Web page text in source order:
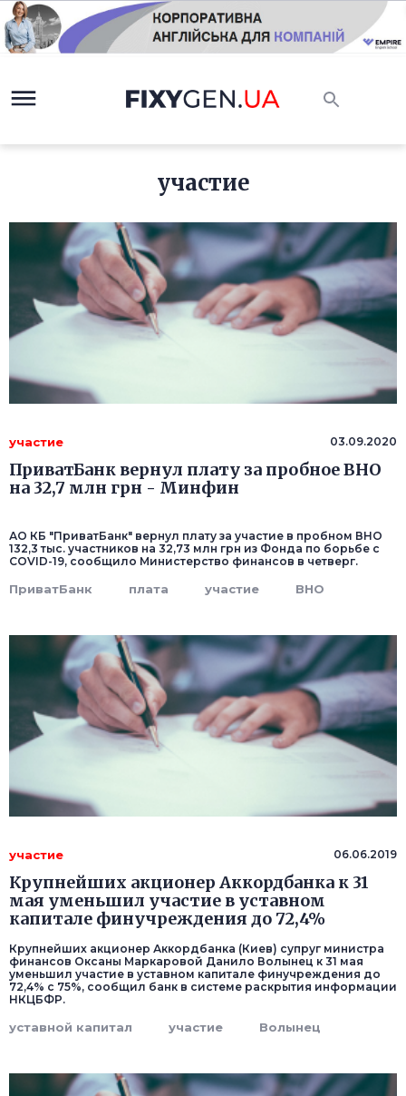
участие
участие 03.09.2020
ПриватБанк вернул плату за пробное ВНО
на 32,7 млн грн - Минфин
АО КБ "ПриватБанк" вернул плату за участие в пробном ВНО
132,3 тыс. участников на 32,73 млн грн из Фонда по борьбе с
COVID-19, сообщило Министерство финансов в четверг.
ПриватБанк плата участие ВНО
участие 06.06.2019
Крупнейших акционер Аккордбанка к 31
мая уменьшил участие в уставном
капитале финучреждения до 72,4%
Крупнейших акционер Аккордбанка (Киев) супруг министра
финансов Оксаны Маркаровой Данило Волынец к 31 мая
уменьшил участие в уставном капитале финучреждения до
72,4% с 75%, сообщил банк в системе раскрытия информации
НКЦБФР.
уставной капитал участие Волынец